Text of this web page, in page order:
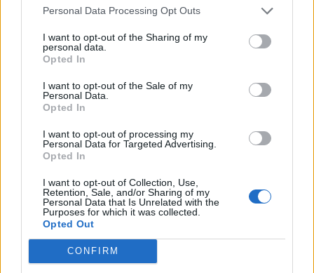
Personal Data Processing Opt Outs
I want to opt-out of the Sharing of my
personal data.
Opted In
I want to opt-out of the Sale of my
Personal Data.
Opted In
I want to opt-out of processing my
Personal Data for Targeted Advertising.
Opted In
I want to opt-out of Collection, Use,
Retention, Sale, and/or Sharing of my
Personal Data that Is Unrelated with the
Purposes for which it was collected.
Opted Out
CONFIRM
FAR (Coarnă)
România pe Primul Loc (Ponta)
Altul
Arhiva sondajelor